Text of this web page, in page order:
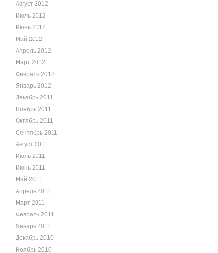
Август 2012
Июль 2012
Июнь 2012
Май 2012
Апрель 2012
Март 2012
Февраль 2012
Январь 2012
Декабрь 2011
Ноябрь 2011
Октябрь 2011
Сентябрь 2011
Август 2011
Июль 2011
Июнь 2011
Май 2011
Апрель 2011
Март 2011
Февраль 2011
Январь 2011
Декабрь 2010
Ноябрь 2010